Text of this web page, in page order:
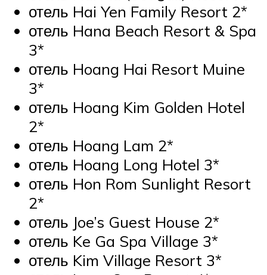
отель Hai Yen Family Resort 2*
отель Hana Beach Resort & Spa
3*
отель Hoang Hai Resort Muine
3*
отель Hoang Kim Golden Hotel
2*
отель Hoang Lam 2*
отель Hoang Long Hotel 3*
отель Hon Rom Sunlight Resort
2*
отель Joe’s Guest House 2*
отель Ke Ga Spa Village 3*
отель Kim Village Resort 3*